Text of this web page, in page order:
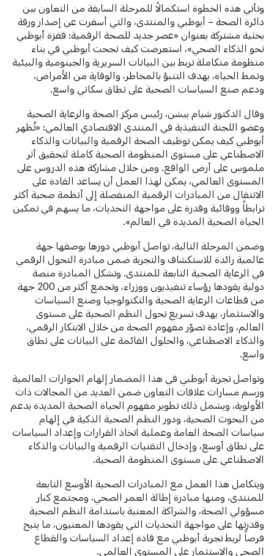
وتأتي هذه الخطوة استكمالاً للمرحلة السابقة من التعاون بين
دائرة الصحة – أبوظبي والمنتدى، والتي أسفرت عن إصدار ورقة
بحثية مشتركة بعنوان «عصر جديد للصحة الرقمية: قفزة أبوظبي
نحو الذكاء الصحي»، استعرضت كيف نجحت أبوظبي في بناء
منظومة متكاملة تربط بين البيانات السريرية والجينومية والبيئية
ونمط الحياة، بهدف التنبؤ بالمخاطر، والوقاية من الأمراض،
ودعم صنع السياسات الصحية على نطاق سكاني واسع.
وقال الدكتور شيام بيشن، رئيس مركز الصحة والرعاية الصحية
وعضو اللجنة التنفيذية في المنتدى الاقتصادي العالمي: «تُظهر
أبوظبي كيف يمكن توظيف الصحة الرقمية والبيانات والذكاء
الاصطناعي على مستوى المنظومة الصحية كاملة لتحقيق أثر
ملموس على أرض الواقع. ومن خلال مشاركة هذه الدروس على
المستوى العالمي، يمكن لهذا العمل أن يساعد القادة على
الانتقال من المبادرات الرقمية المنفصلة إلى أنظمة صحية أكثر
ترابطاً ووقائية وقدرة على مواجهة التحديات، ما يسهم في تمكين
الحياة الصحية المديدة في العالم».
وضمن المرحلة التالية، تواصل أبوظبي دورها بوصفها جهة
عالمية رائدة للاستكشاف والتجربة ضمن مبادرة التحول الرقمي
في الرعاية الصحية التابعة للمنتدى. وتشكل المبادرة منصة
دولية يقودها رؤساء تنفيذيون ووزراء، وتجمع أكثر من 200 جهة
من قطاعات الرعاية الصحية والتكنولوجيا وصنع السياسات
والاستثمار، بهدف تسريع تحول النظم الصحية على مستوى
العالم، وإعادة تصوّر مفهوم الصحة من خلال الابتكار الرقمي،
والذكاء الاصطناعي، والحلول القائمة على البيانات على نطاق
واسع.
وتواصل تجربة أبوظبي في هذا المضمار إلهام الحوارات العالمية
ورسم مسارات علاقات التعاون ضمن العديد من المجالات ذات
الأولوية، ويشمل ذلك تطوير مفهوم الحياة الصحية المديدة بدعم
من البحوث الصحية، ودور النظم الصحية الذكية في إلهام
سياسات الصحة العامة وعملية اتخاذ القرارات وإعداد السياسات
على نطاق أوسع، وإدخال التقنيات الرقمية والبيانات والذكاء
الاصطناعي على مستوى المنظومة الصحية.
ويتكامل هذا العمل مع المبادرات الصحية الأوسع التابعة
للمنتدى، ومنها مبادرة إطالة العمر الصحي، ومجتمع كبار
مسؤولي الصحة، والشراكة المعنية باستدامة النظم الصحية
وقدرتها على مواجهة التحديات التي يقودها المعنيون، ما يتيح
فرصاً لربط تجربة أبوظبي مع قادة إعداد السياسات والقطاع
الصحي والاستثمار على المستوى العالمي.